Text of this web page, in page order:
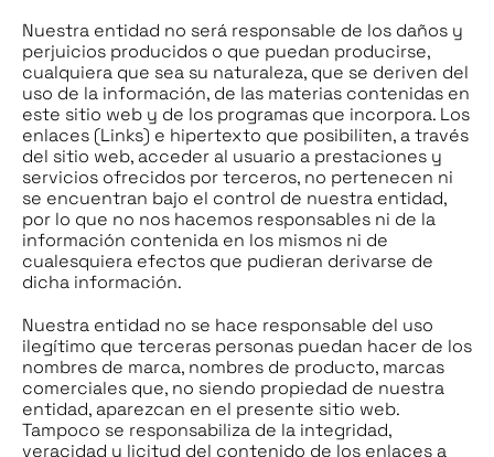
Nuestra entidad no será responsable de los daños y
perjuicios producidos o que puedan producirse,
cualquiera que sea su naturaleza, que se deriven del
uso de la información, de las materias contenidas en
este sitio web y de los programas que incorpora. Los
enlaces (Links) e hipertexto que posibiliten, a través
del sitio web, acceder al usuario a prestaciones y
servicios ofrecidos por terceros, no pertenecen ni
se encuentran bajo el control de nuestra entidad,
por lo que no nos hacemos responsables ni de la
información contenida en los mismos ni de
cualesquiera efectos que pudieran derivarse de
dicha información.
Nuestra entidad no se hace responsable del uso
ilegítimo que terceras personas puedan hacer de los
nombres de marca, nombres de producto, marcas
comerciales que, no siendo propiedad de nuestra
entidad, aparezcan en el presente sitio web.
Tampoco se responsabiliza de la integridad,
veracidad y licitud del contenido de los enlaces a